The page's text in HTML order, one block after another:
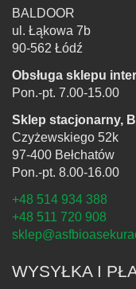
BALDOOR
ul. Łąkowa 7b
90-562 Łódź
Obsługa sklepu
Pon.-pt. 7.00-15.00
Sklep stacjonarny,
Czyżewskiego 52k
97-400 Bełchatów
Pon.-pt. 8.00-16.00
+48 514 934 388
+48 511 720 908
WYSYŁKA I